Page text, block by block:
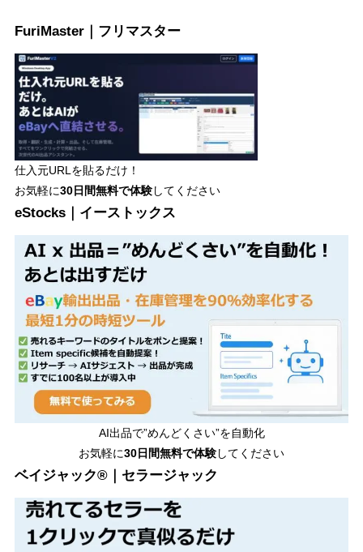
FuriMaster｜フリマスター
仕入元URLを貼るだけ！
お気軽に30日間無料で体験してください
eStocks｜イーストックス
AI出品で”めんどくさい”を自動化
お気軽に30日間無料で体験してください
ベイジャック®｜セラージャック